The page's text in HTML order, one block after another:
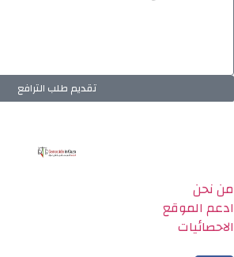
تقديم طلب الترافع
من نحن
ادعم الموقع
الاحصائيات